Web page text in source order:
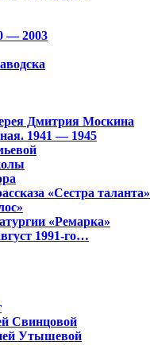
— 2003
Дмитрия Москина
1941 — 1945
«Сестра таланта»
«Ремарка»
1991-го…
Свинцовой
Утышевой